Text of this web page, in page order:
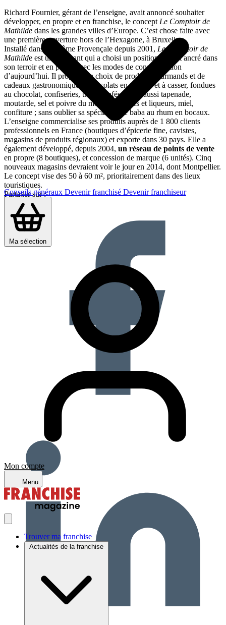
Conseils généraux Devenir franchisé Devenir franchiseur
Ma sélection
Mon compte
Menu
Trouver ma franchise
Actualités de la franchise
Richard Fournier, gérant de l’enseigne, avait annoncé souhaiter
développer, en propre et en franchise, le concept Le Comptoir de
Mathilde dans les grandes villes d’Europe. C’est chose faite avec
une première ouverture hors de l’Hexagone, à Bruxelles.
Installé dans la Drôme Provençale depuis 2001, Le Comptoir de
Mathilde est un fabricant qui a choisi un positionnement ancré dans
son terroir et en phase avec les modes de consommation
d’aujourd’hui. Il propose un choix de produits gourmands et de
cadeaux gastronomiques : chocolats en tablette et à casser, fondues
au chocolat, confiseries, thés et cafés ; mais aussi tapenade,
moutarde, sel et poivre du monde, apéritifs et liqueurs, miel,
confiture ; sans oublier sa spécialité : le baba au rhum en bocaux.
L’enseigne commercialise ses produits auprès de 1 800 clients
professionnels en France (boutiques d’épicerie fine, cavistes,
magasins de produits régionaux) et exporte dans 30 pays. Elle a
également développé, depuis 2004, un réseau de points de vente
en propre (8 boutiques), et concession de marque (6 unités). Cinq
nouveaux magasins devraient voir le jour en 2014, dont Montpellier.
Le concept vise des 50 à 60 m², prioritairement dans des lieux
touristiques.
Partager sur :